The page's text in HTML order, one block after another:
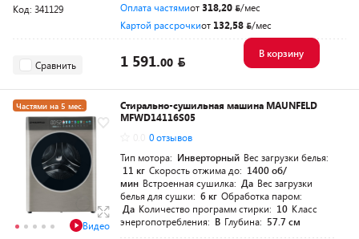
Код: 341129 Оплата частямиот318,20
/мес
Картой рассрочкиот 132,58 /мес
Сравнить 1 591.00
В корзину
Частями на 5 мес.
Видео
Стирально-сушильная машина MAUNFELD
MFWD14116S05
0 отзывов
Тип мотора: Инверторный Вес загрузки белья:
11 кг Скорость отжима до: 1400 об/
мин Встроенная сушилка: Да Вес загрузки
белья для сушки: 6 кг Обработка паром:
Да Количество программ стирки: 10 Класс
энергопотребления: B Глубина: 57.7 см